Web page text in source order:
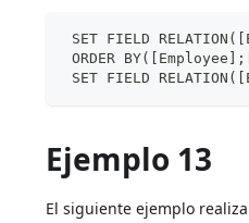
SET FIELD
ORDER
SET FIELD
Ejemplo 13
El siguiente ejemplo